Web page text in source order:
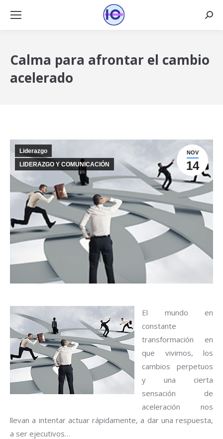
Calma para afrontar el cambio
acelerado
NOV
14
Liderazgo
LIDERAZGO Y COMUNICACIÓN
El mundo en
constante
transformación en
que vivimos, los
cambios perpetuos
y una cierta
sensación de
aceleración nos
llevan a intentar actuar rápidamente, a dar una respuesta,
a ser ejecutivos…